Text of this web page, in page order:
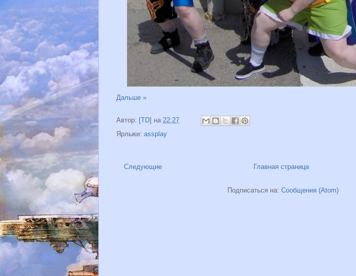
Дальше »
Автор: [TD] на 22:27
Ярлыки: assplay
Следующие Главная страница
Подписаться на: Сообщения (Atom)